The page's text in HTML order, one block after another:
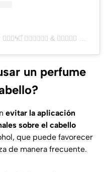
un perfume
evitar la aplicación
sobre el cabello
que puede favorecer
de manera frecuente.